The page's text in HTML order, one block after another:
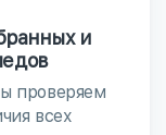
и
проверяем
всех